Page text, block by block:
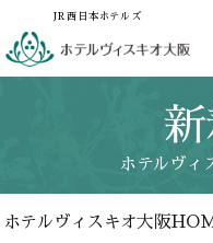
JR西日本ホテルズ
新
ホテルヴィ
ホテルヴィスキオ大阪